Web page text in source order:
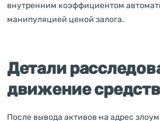
внутренним коэффициентом
манипуляцией ценой залога.
Детали
движение средств
После вывода активов на адрес